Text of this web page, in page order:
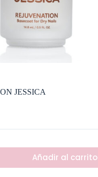
JESSICA
Añadir al carrito